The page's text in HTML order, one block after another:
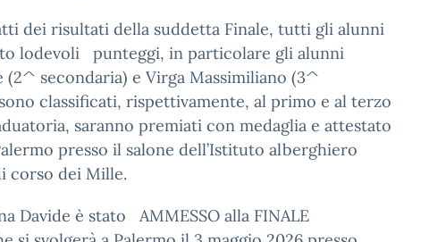
dei risultati della suddetta Finale, tutti gli alunni
lodevoli punteggi, in particolare gli alunni
(2^ secondaria) e Virga Massimiliano (3^
classificati, rispettivamente, al primo e al terzo
saranno premiati con medaglia e attestato
presso il salone dell’Istituto alberghiero
corso dei Mille.
Davide è stato AMMESSO alla FINALE